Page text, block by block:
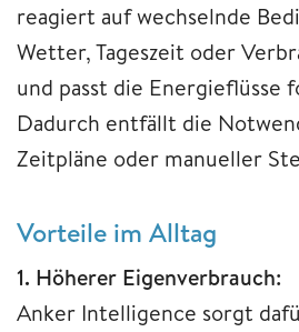
reagiert auf wechselnde
Wetter, Tageszeit oder
und passt die Energieflüsse
Dadurch entfällt die
Zeitpläne oder manueller
Vorteile im Alltag
1. Höherer Eigenverbrauch:
Anker Intelligence sorgt